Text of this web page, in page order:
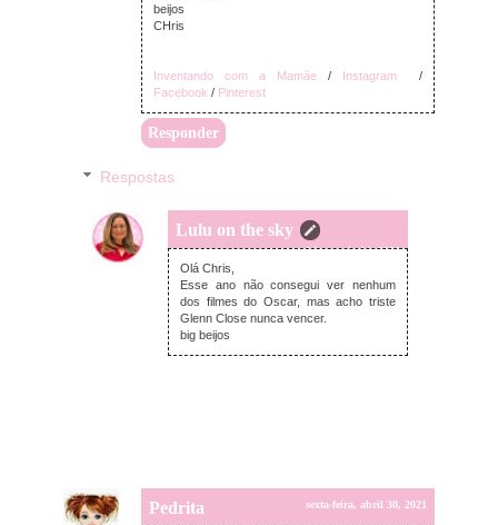
beijos
CHris
Inventando com a Mamãe / Instagram
/
Facebook / Pinterest
Responder
Respostas
Lulu on the sky
terça-feira, maio 04, 2021
Olá Chris,
Esse ano não consegui ver nenhum
dos filmes do Oscar, mas acho triste
Glenn Close nunca vencer.
big beijos
Pedrita sexta-feira, abril 30, 2021